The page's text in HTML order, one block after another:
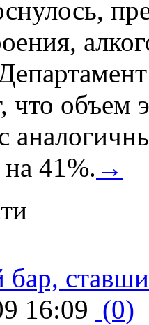
что объем
на 41%. →
бар,
16:09 (0)